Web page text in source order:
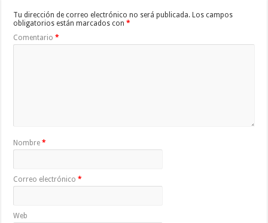
Tu dirección de correo electrónico no será publicada. Los campos
obligatorios están marcados con*
Comentario*
Nombre*
Correo electrónico*
Web